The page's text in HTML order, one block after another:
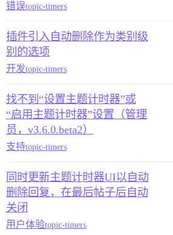
错误topic-timers
插件引入自动删除作为类别级
别的选项
开发topic-timers
找不到“设置主题计时器”或
“启用主题计时器”设置（管理
员，v3.6.0.beta2）
支持topic-timers
同时更新主题计时器UI以自动
删除回复，在最后帖子后自动
关闭
用户体验topic-timers